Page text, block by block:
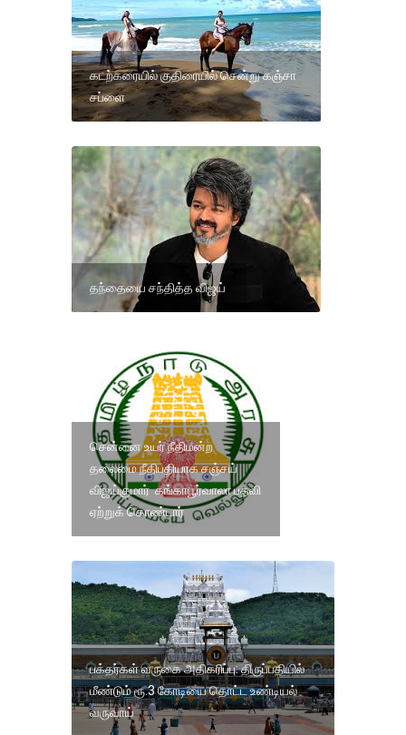
கடற்கரையில் குதிரையில் சென்று கஞ்சா
சப்ளை
தந்தையை சந்தித்த விஜய்
சென்னை உயர் நீதிமன்ற
தலைமை நீதிபதியாக சஞ்சய்
விஜய்குமார் கங்காபூர்வாலா பதவி
ஏற்றுக் கொண்டார்
பக்தர்கள் வருகை அதிகரிப்பு: திருப்பதியில்
மீண்டும் ரூ.3 கோடியை தொட்ட உண்டியல்
வருவாய்